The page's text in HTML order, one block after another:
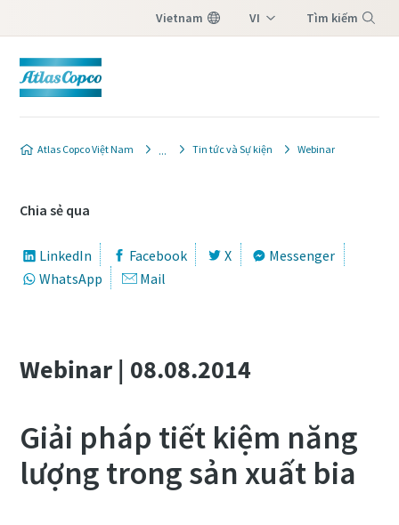
Vietnam VI Tìm kiếm
Atlas Copco Việt Nam Tin tức và Sự kiện Webinar
Chia sẻ qua
LinkedIn Facebook X
Messenger
WhatsApp
Mail
Webinar | 08.08.2014
Giải pháp tiết kiệm năng
lượng trong sản xuất bia